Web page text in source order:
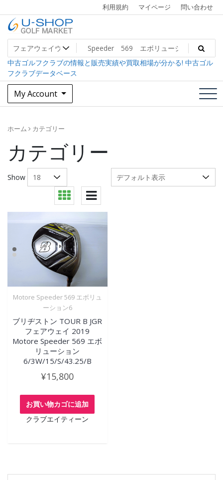
to
content
利用規約 マイページ 問い合わせ
U-SHOP Golf Market dev
中古ゴルフクラブ最大級！U-SHOPゴルフマーケット
中古ゴルフクラブの情報と販売実績や買取相場が分かる! 中古ゴル
フクラブデータベース
My Account
ホーム カテゴリー
カテゴリー
Show
Motore Speeder 569 エボリュ
ーション6
ブリヂストン TOUR B JGR
フェアウェイ 2019
Motore Speeder 569 エボ
リューション
6/3W/15/S/43.25/B
¥15,800
お買い物カゴに追加
クラブエイティーン